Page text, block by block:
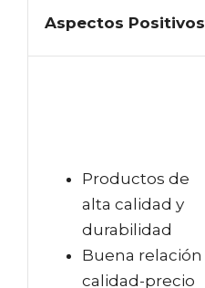
Aspectos Positivos
Productos de
alta calidad y
durabilidad
Buena relación
calidad-precio